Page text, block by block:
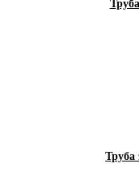
Труба